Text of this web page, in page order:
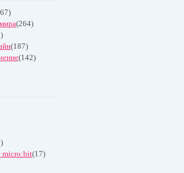
(264)
(187)
(142)
micro:bit(17)